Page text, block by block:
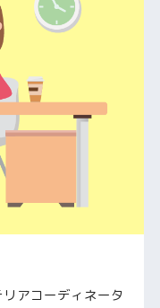
アコーディネータ